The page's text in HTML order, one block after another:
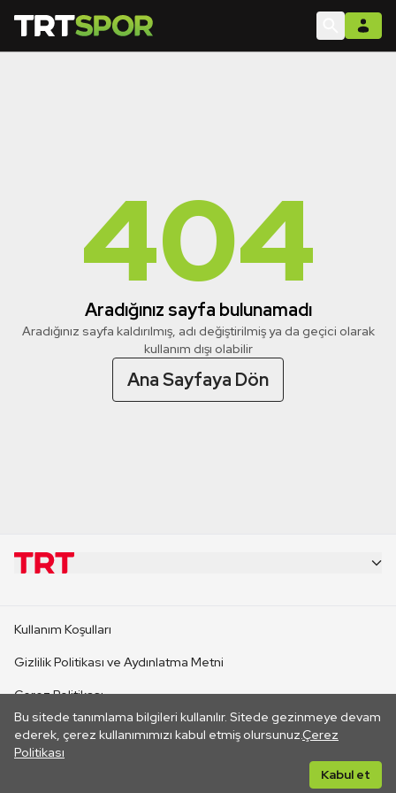
404
Aradığınız sayfa bulunamadı
Aradığınız sayfa kaldırılmış, adı değiştirilmiş ya da geçici olarak
kullanım dışı olabilir
Ana Sayfaya Dön
Bu sitede tanımlama bilgileri kullanılır. Sitede gezinmeye devam
ederek, çerez kullanımımızı kabul etmiş olursunuz.Çerez
Politikası
Kabul et
CANLI YAYINLAR
Kullanım Koşulları
Gizlilik Politikası ve Aydınlatma Metni
Çerez Politikası
İletişim
Her hakkı saklıdır. ©2026 TRT. Bağlantı yoluyla gidilen dış